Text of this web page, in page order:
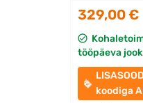
329,00 €
tööpäeva
koodiga